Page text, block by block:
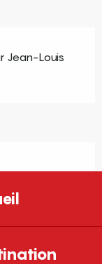
Jean-Louis